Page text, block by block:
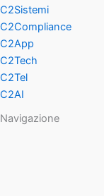
C2Sistemi
C2Compliance
C2App
C2Tech
C2Tel
C2AI
Navigazione